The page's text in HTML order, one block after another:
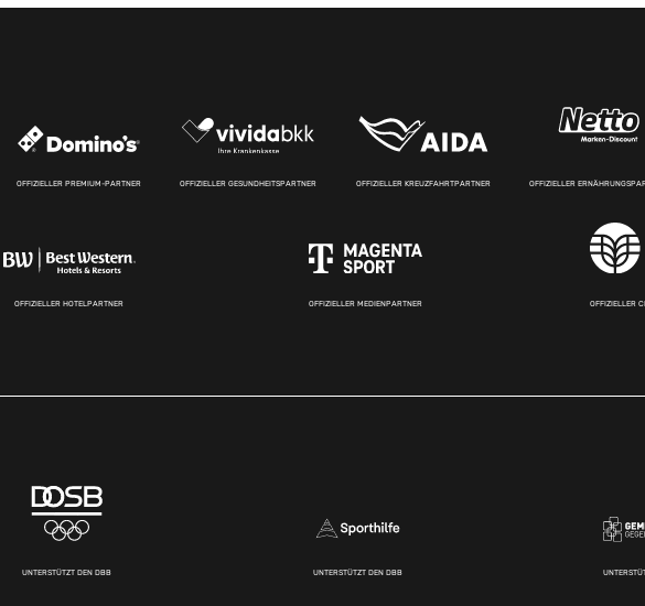
OFFIZIELLER PREMIUM-PARTNER OFFIZIELLER GESUNDHEITSPARTNER OFFIZIELLER KREUZFAHRTPARTNER OFFIZIELLER
OFFIZIELLER HOTELPARTNER OFFIZIELLER MEDIENPARTNER OFFIZIELLER
UNTERSTÜTZT DEN DBB UNTERSTÜTZT DEN DBB